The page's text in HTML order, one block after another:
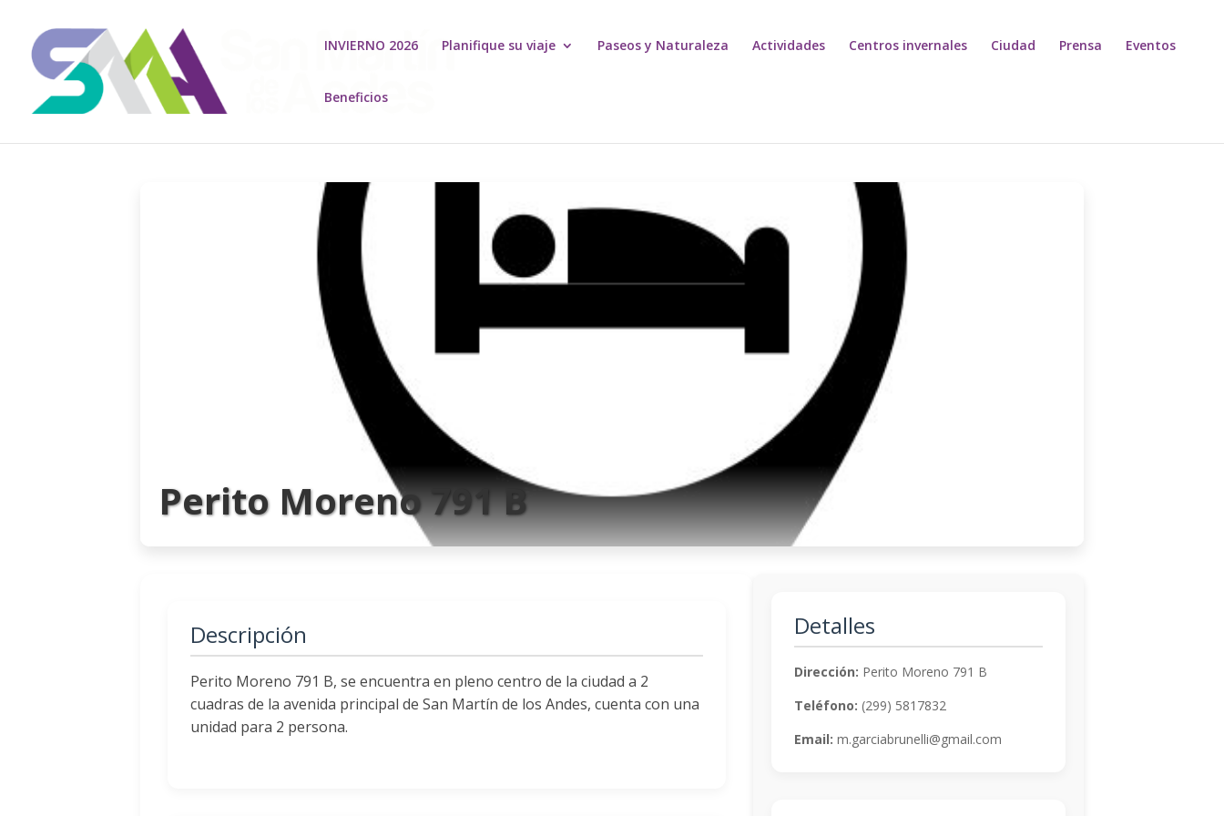
INVIERNO 2026 Planifique su viaje Paseos y Naturaleza Actividades Centros invernales Ciudad Prensa Eventos
Beneficios
Perito Moreno 791 B
Descripción
Perito Moreno 791 B, se encuentra en pleno centro de la ciudad a 2
cuadras de la avenida principal de San Martín de los Andes, cuenta con una
unidad para 2 persona.
Detalles
Dirección: Perito Moreno 791 B
Teléfono: (299) 5817832
Email: m.garciabrunelli@gmail.com